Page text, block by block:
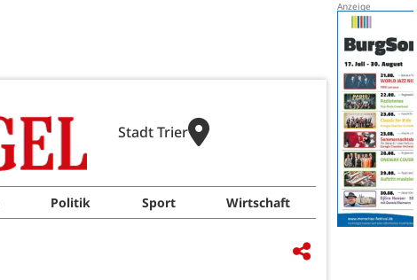
Stadt Trier
Politik Sport Wirtschaft